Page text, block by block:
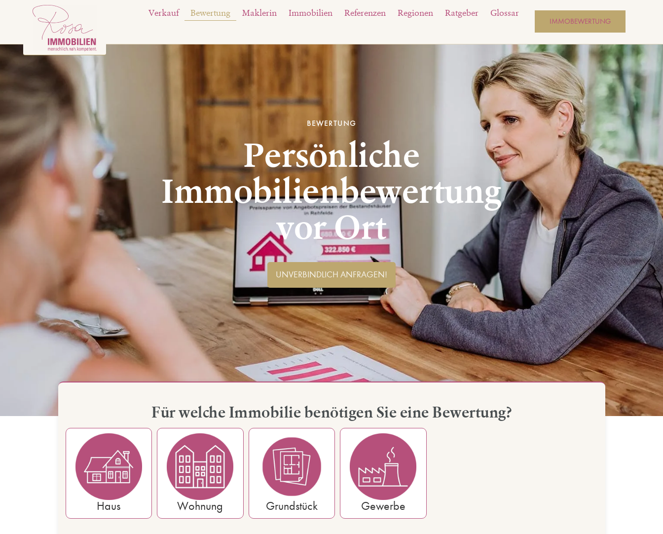
Verkauf Bewertung Maklerin Immobilien Referenzen Regionen Ratgeber Glossar
IMMOBEWERTUNG
BEWERTUNG
Persönliche
Immobilienbewertung
vor Ort
UNVERBINDLICH ANFRAGEN!
Für welche Immobilie benötigen Sie eine Bewertung?
Haus Wohnung Grundstück Gewerbe